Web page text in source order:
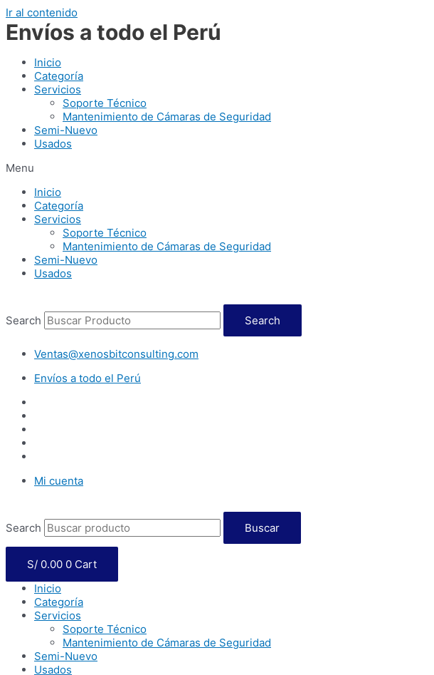
Ir al contenido
Envíos a todo el Perú
Inicio
Categoría
Servicios
Soporte Técnico
Mantenimiento de Cámaras de Seguridad
Semi-Nuevo
Usados
Menu
Inicio
Categoría
Servicios
Soporte Técnico
Mantenimiento de Cámaras de Seguridad
Semi-Nuevo
Usados
Search Search
Ventas@xenosbitconsulting.com
Envíos a todo el Perú
Mi cuenta
Search
Buscar
991 044 551
S/ 0.00 0 Cart
Inicio
Categoría
Servicios
Soporte Técnico
Mantenimiento de Cámaras de Seguridad
Semi-Nuevo
Usados